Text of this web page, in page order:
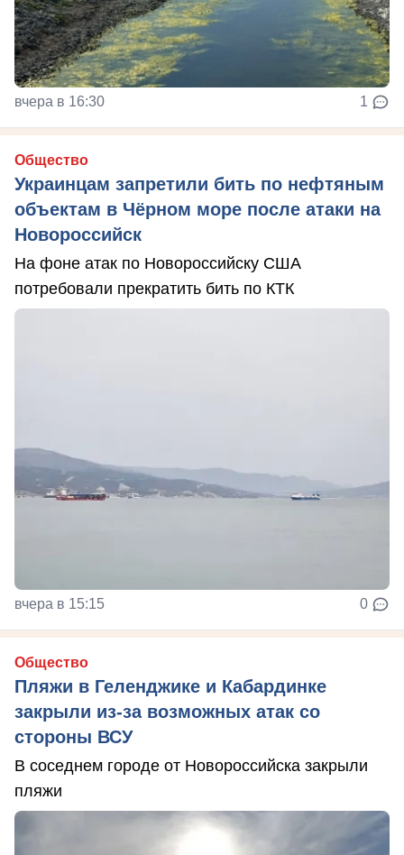
вчера в 16:30 1
Общество
Украинцам запретили бить по нефтяным
объектам в Чёрном море после атаки на
Новороссийск
На фоне атак по Новороссийску США
потребовали прекратить бить по КТК
вчера в 15:15 0
Общество
Пляжи в Геленджике и Кабардинке
закрыли из-за возможных атак со
стороны ВСУ
В соседнем городе от Новороссийска закрыли
пляжи